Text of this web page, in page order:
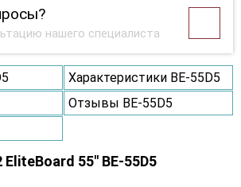
нашего специалиста
Характеристики BE-55D5
Отзывы BE-55D5
55" BE-55D5